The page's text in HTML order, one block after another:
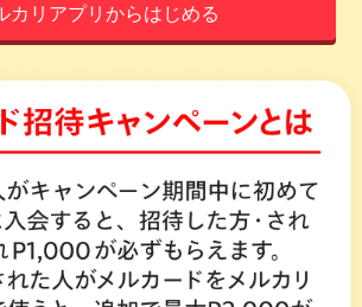
カリアプリからはじめる